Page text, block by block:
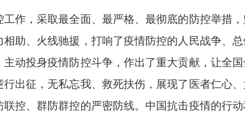
，采取最全面、最严格、最彻底的防控举措
助、火线驰援，打响了疫情防控的人民战争、
动投身疫情防控斗争，作出了重大贡献，让全
出征，无私忘我、救死扶伤，展现了医者仁心
控、群防群控的严密防线。中国抗击疫情的行